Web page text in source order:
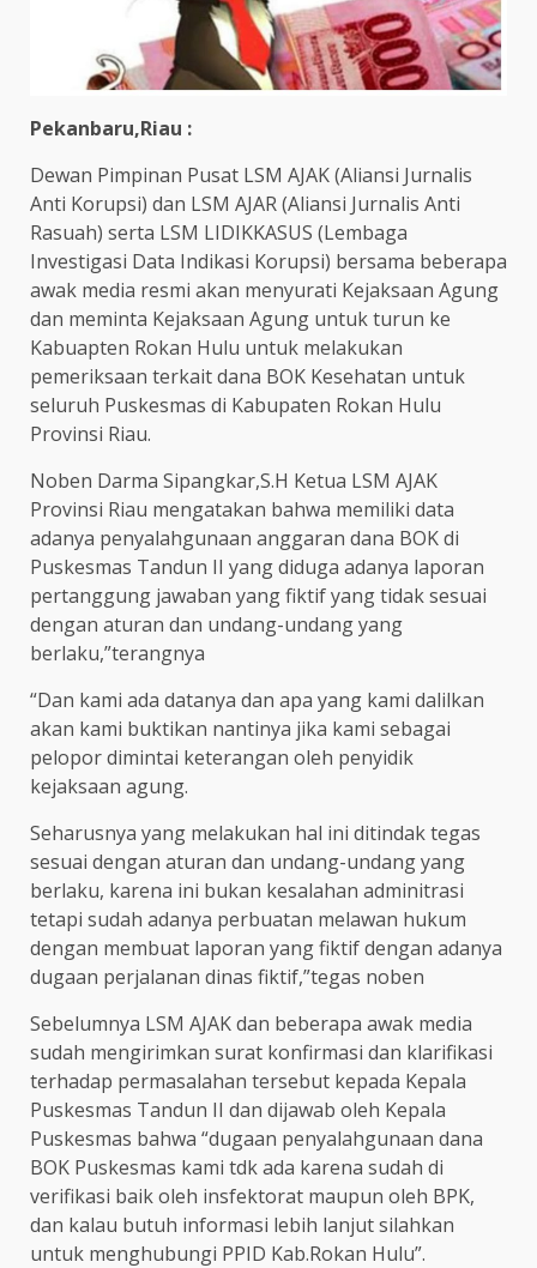
Pekanbaru,Riau :
Dewan Pimpinan Pusat LSM AJAK (Aliansi Jurnalis
Anti Korupsi) dan LSM AJAR (Aliansi Jurnalis Anti
Rasuah) serta LSM LIDIKKASUS (Lembaga
Investigasi Data Indikasi Korupsi) bersama beberapa
awak media resmi akan menyurati Kejaksaan Agung
dan meminta Kejaksaan Agung untuk turun ke
Kabuapten Rokan Hulu untuk melakukan
pemeriksaan terkait dana BOK Kesehatan untuk
seluruh Puskesmas di Kabupaten Rokan Hulu
Provinsi Riau.
Noben Darma Sipangkar,S.H Ketua LSM AJAK
Provinsi Riau mengatakan bahwa memiliki data
adanya penyalahgunaan anggaran dana BOK di
Puskesmas Tandun II yang diduga adanya laporan
pertanggung jawaban yang fiktif yang tidak sesuai
dengan aturan dan undang-undang yang
berlaku,”terangnya
“Dan kami ada datanya dan apa yang kami dalilkan
akan kami buktikan nantinya jika kami sebagai
pelopor dimintai keterangan oleh penyidik
kejaksaan agung.
Seharusnya yang melakukan hal ini ditindak tegas
sesuai dengan aturan dan undang-undang yang
berlaku, karena ini bukan kesalahan adminitrasi
tetapi sudah adanya perbuatan melawan hukum
dengan membuat laporan yang fiktif dengan adanya
dugaan perjalanan dinas fiktif,”tegas noben
Sebelumnya LSM AJAK dan beberapa awak media
sudah mengirimkan surat konfirmasi dan klarifikasi
terhadap permasalahan tersebut kepada Kepala
Puskesmas Tandun II dan dijawab oleh Kepala
Puskesmas bahwa “dugaan penyalahgunaan dana
BOK Puskesmas kami tdk ada karena sudah di
verifikasi baik oleh insfektorat maupun oleh BPK,
dan kalau butuh informasi lebih lanjut silahkan
untuk menghubungi PPID Kab.Rokan Hulu”.